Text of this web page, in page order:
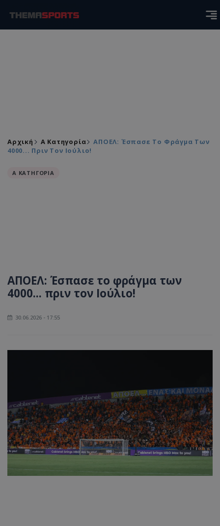
Αρχική Α Κατηγορία
ΑΠΟΕΛ: Έσπασε Το Φράγμα Των
4000... Πριν Τον Ιούλιο!
Α ΚΑΤΗΓΟΡΙΑ
ΑΠΟΕΛ: Έσπασε το φράγμα των
4000... πριν τον Ιούλιο!
30.06.2026 - 17:55